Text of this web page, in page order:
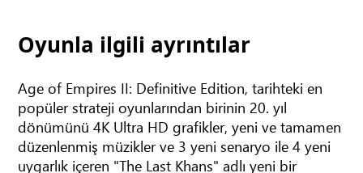
Oyunla ilgili ayrıntılar
Age of Empires II: Definitive Edition, tarihteki en
popüler strateji oyunlarından birinin 20. yıl
dönümünü 4K Ultra HD grafikler, yeni ve tamamen
düzenlenmiş müzikler ve 3 yeni senaryo ile 4 yeni
uygarlık içeren "The Last Khans" adlı yeni bir